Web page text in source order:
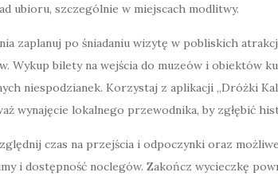
ubioru, szczególnie w miejscach modlitwy.
zaplanuj po śniadaniu wizytę w pobliskich
Wykup bilety na wejścia do muzeów i obiektów
niespodzianek. Korzystaj z aplikacji „Dróżki
wynajęcie lokalnego przewodnika, by zgłębić
czas na przejścia i odpoczynki oraz
i dostępność noclegów. Zakończ wycieczkę